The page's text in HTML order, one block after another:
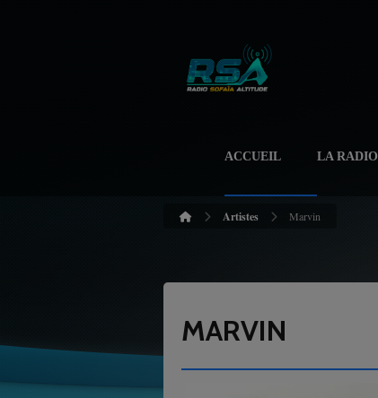
ACCUEIL LA RADIO
Artistes Marvin
MARVIN